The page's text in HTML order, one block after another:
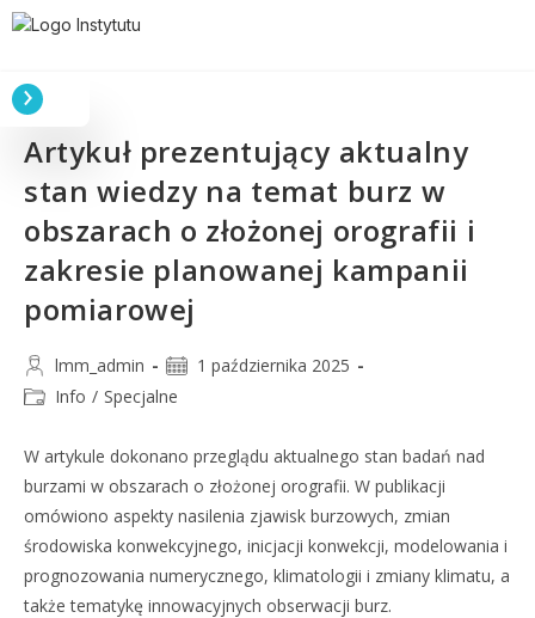
Artykuł prezentujący aktualny
stan wiedzy na temat burz w
obszarach o złożonej orografii i
zakresie planowanej kampanii
pomiarowej
lmm_admin
1 października 2025
Info / Specjalne
W artykule dokonano przeglądu aktualnego stan badań nad
burzami w obszarach o złożonej orografii. W publikacji
omówiono aspekty nasilenia zjawisk burzowych, zmian
środowiska konwekcyjnego, inicjacji konwekcji, modelowania i
prognozowania numerycznego, klimatologii i zmiany klimatu, a
także tematykę innowacyjnych obserwacji burz.